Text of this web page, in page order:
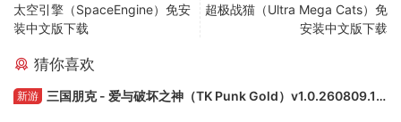
太空引擎（SpaceEngine）免安
装中文版下载
超极战猫（Ultra Mega Cats）免
安装中文版下载
猜你喜欢
新游
三国朋克 - 爱与破坏之神（TK Punk Gold）v1.0.260809.1